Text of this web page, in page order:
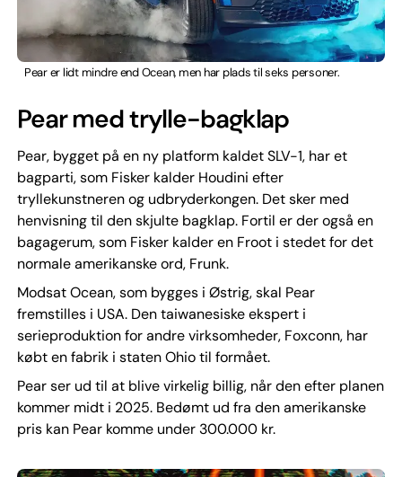
Pear er lidt mindre end Ocean, men har plads til seks personer.
Pear med trylle-bagklap
Pear, bygget på en ny platform kaldet SLV-1, har et
bagparti, som Fisker kalder Houdini efter
tryllekunstneren og udbryderkongen. Det sker med
henvisning til den skjulte bagklap. Fortil er der også en
bagagerum, som Fisker kalder en Froot i stedet for det
normale amerikanske ord, Frunk.
Modsat Ocean, som bygges i Østrig, skal Pear
fremstilles i USA. Den taiwanesiske ekspert i
serieproduktion for andre virksomheder, Foxconn, har
købt en fabrik i staten Ohio til formået.
Pear ser ud til at blive virkelig billig, når den efter planen
kommer midt i 2025. Bedømt ud fra den amerikanske
pris kan Pear komme under 300.000 kr.